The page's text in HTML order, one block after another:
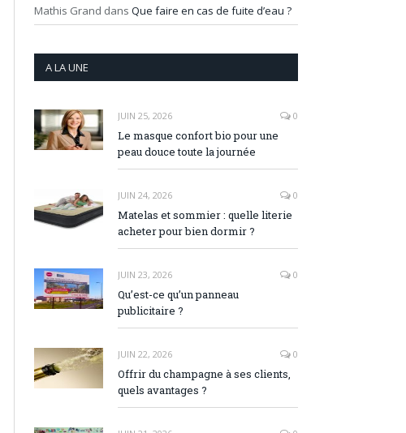
Mathis Grand dans Que faire en cas de fuite d’eau ?
A LA UNE
JUIN 25, 2026 0
Le masque confort bio pour une
peau douce toute la journée
JUIN 24, 2026 0
Matelas et sommier : quelle literie
acheter pour bien dormir ?
JUIN 23, 2026 0
Qu’est-ce qu’un panneau
publicitaire ?
JUIN 22, 2026 0
Offrir du champagne à ses clients,
quels avantages ?